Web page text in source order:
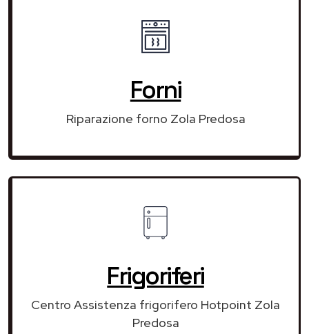
Forni
Riparazione forno Zola Predosa
Frigoriferi
Centro Assistenza frigorifero Hotpoint Zola
Predosa